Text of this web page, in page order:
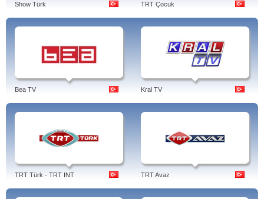
Show Türk TRT Çocuk
Bea TV Kral TV
TRT Türk - TRT INT TRT Avaz